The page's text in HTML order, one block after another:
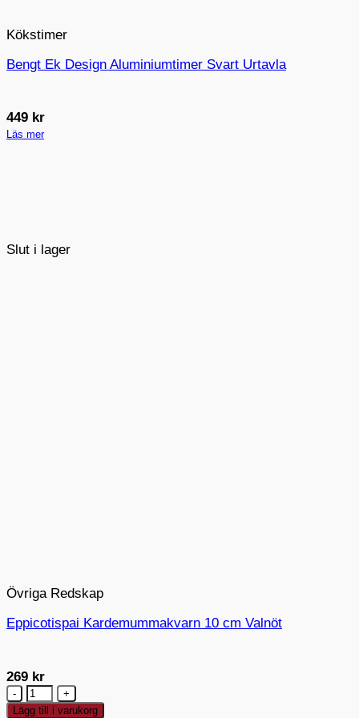
Slut i lager
Kökstimer
Bengt Ek Design Aluminiumtimer Svart Urtavla
449 kr
Läs mer
Övriga Redskap
Eppicotispai Kardemummakvarn 10 cm Valnöt
269 kr
Eppicotispai
Kardemummakvarn
Lägg till i varukorg